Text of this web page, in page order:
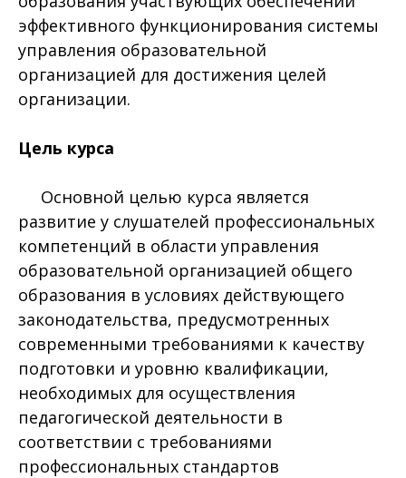
эффективного функционирования системы
управления образовательной
организацией для достижения целей
организации.
Цель курса
Основной целью курса является
развитие у слушателей профессиональных
компетенций в области управления
образовательной организацией общего
образования в условиях действующего
законодательства, предусмотренных
современными требованиями к качеству
подготовки и уровню квалификации,
необходимых для осуществления
педагогической деятельности в
соответствии с требованиями
профессиональных стандартов